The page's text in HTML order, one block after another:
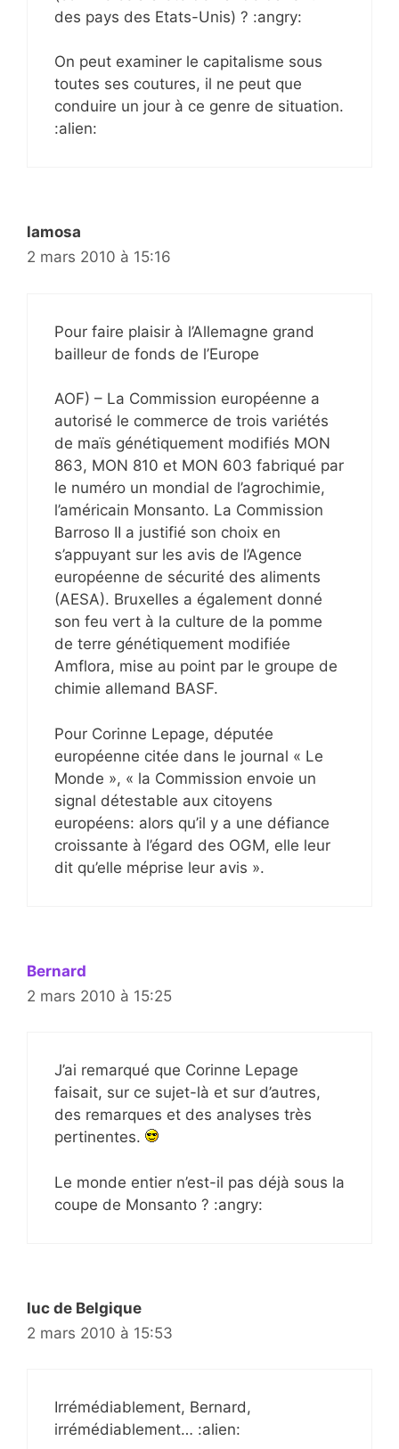
des pays des Etats-Unis) ? :angry:
On peut examiner le capitalisme sous
toutes ses coutures, il ne peut que
conduire un jour à ce genre de situation.
:alien:
lamosa
2 mars 2010 à 15:16
Pour faire plaisir à l’Allemagne grand
bailleur de fonds de l’Europe
AOF) – La Commission européenne a
autorisé le commerce de trois variétés
de maïs génétiquement modifiés MON
863, MON 810 et MON 603 fabriqué par
le numéro un mondial de l’agrochimie,
l’américain Monsanto. La Commission
Barroso II a justifié son choix en
s’appuyant sur les avis de l’Agence
européenne de sécurité des aliments
(AESA). Bruxelles a également donné
son feu vert à la culture de la pomme
de terre génétiquement modifiée
Amflora, mise au point par le groupe de
chimie allemand BASF.
Pour Corinne Lepage, députée
européenne citée dans le journal « Le
Monde », « la Commission envoie un
signal détestable aux citoyens
européens: alors qu’il y a une défiance
croissante à l’égard des OGM, elle leur
dit qu’elle méprise leur avis ».
Bernard
2 mars 2010 à 15:25
J’ai remarqué que Corinne Lepage
faisait, sur ce sujet-là et sur d’autres,
des remarques et des analyses très
pertinentes.
Le monde entier n’est-il pas déjà sous la
coupe de Monsanto ? :angry:
luc de Belgique
2 mars 2010 à 15:53
Irrémédiablement, Bernard,
irrémédiablement… :alien: